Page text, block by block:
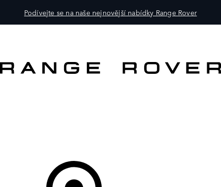
Podívejte se na naše nejnovější nabídky Range Rover